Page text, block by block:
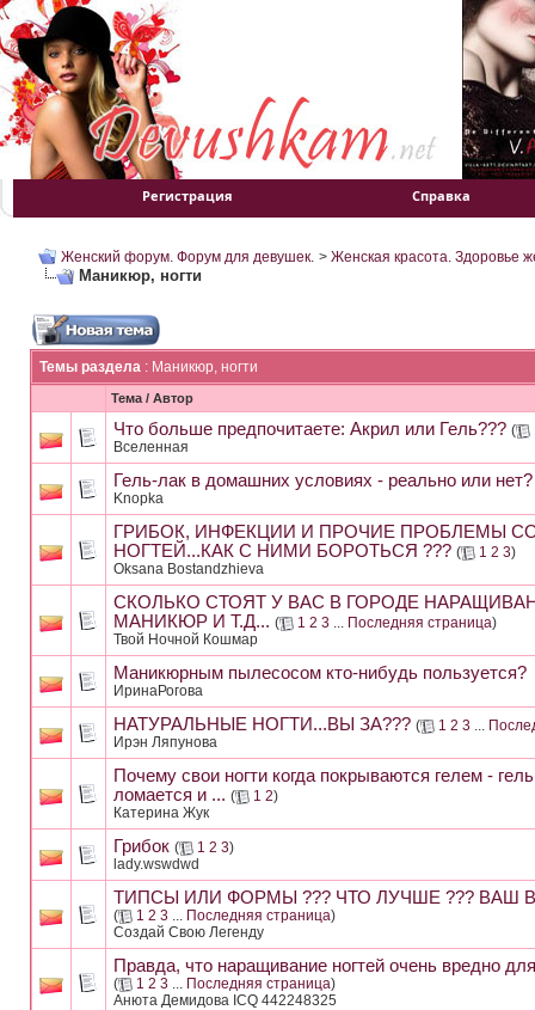
Регистрация Справка
Женский форум. Форум для девушек. > Женская красота. Здоровье
Маникюр, ногти
Темы раздела : Маникюр, ногти
Тема / Автор
Что больше предпочитаете: Акрил или Гель??? (
Вселенная
Гель-лак в домашних условиях - реально или нет?
Knopka
ГРИБОК, ИНФЕКЦИИ И ПРОЧИЕ ПРОБЛЕМЫ
НОГТЕЙ...КАК С НИМИ БОРОТЬСЯ ??? ( 1 2 3)
Oksana Bostandzhieva
СКОЛЬКО СТОЯТ У ВАС В ГОРОДЕ
МАНИКЮР И Т.Д... ( 1 2 3 ... Последняя страница)
Твой Ночной Кошмар
Маникюрным пылесосом кто-нибудь пользуется?
ИринаРогова
НАТУРАЛЬНЫЕ НОГТИ...ВЫ ЗА??? ( 1 2 3 ...
Ирэн Ляпунова
Почему свои ногти когда покрываются гелем -
ломается и ... ( 1 2)
Катерина Жук
Грибок ( 1 2 3)
lady.wswdwd
ТИПСЫ ИЛИ ФОРМЫ ??? ЧТО ЛУЧШЕ ??? ВАШ
( 1 2 3 ... Последняя страница)
Создай Свою Легенду
Правда, что наращивание ногтей очень вредно
( 1 2 3 ... Последняя страница)
Анюта Демидова ICQ 442248325